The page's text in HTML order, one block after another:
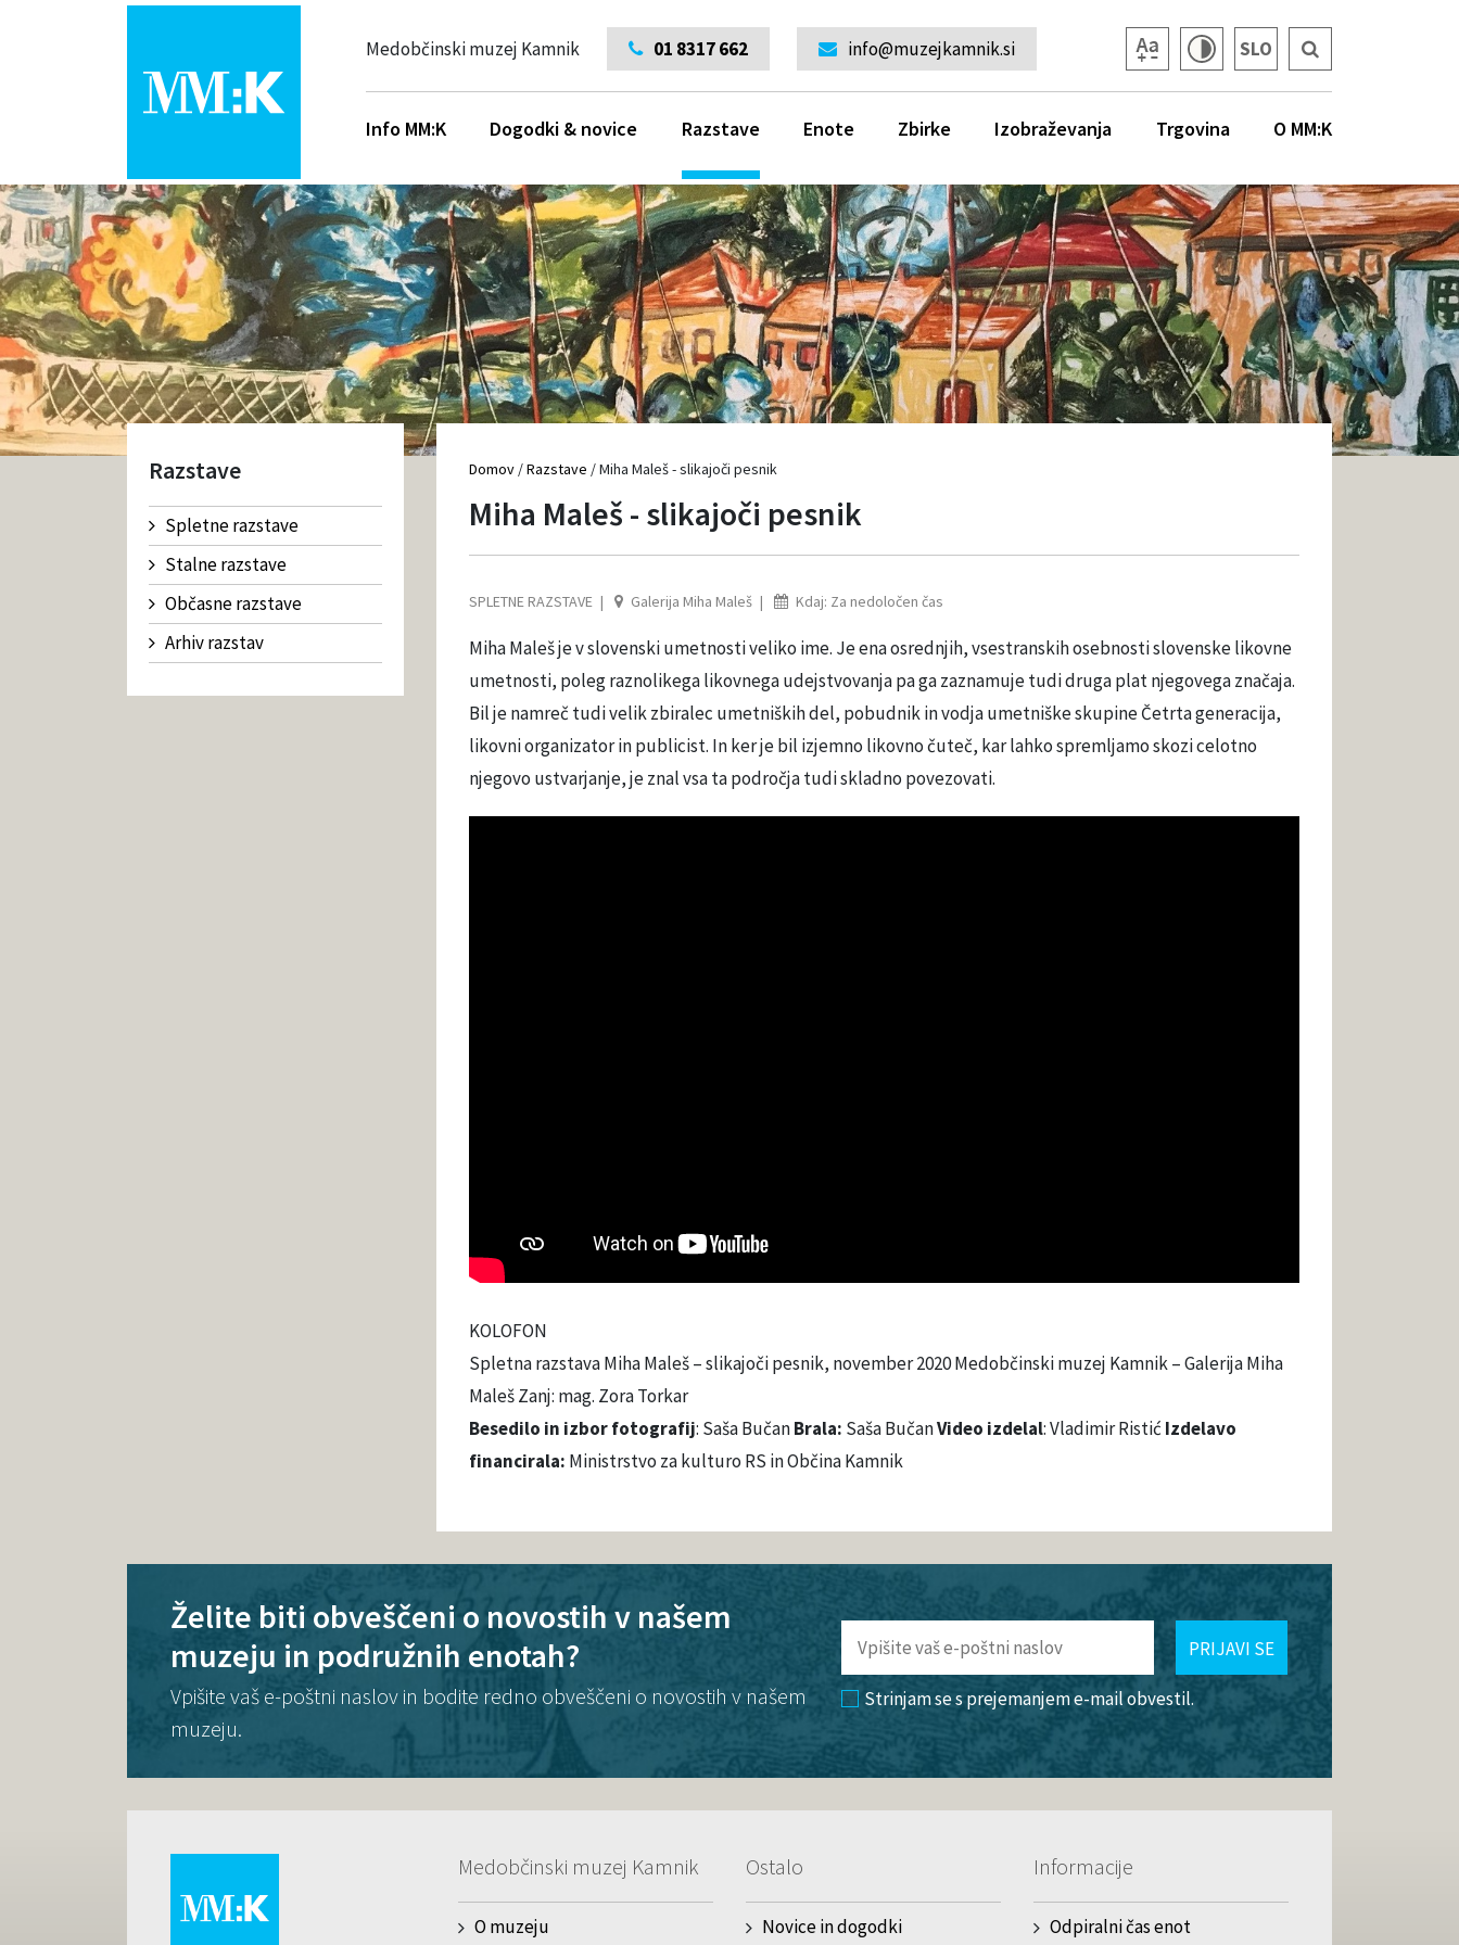
Medobčinski muzej Kamnik 01 8317 662 info@muzejkamnik.si SLO
Info MM:K Dogodki & novice Razstave Enote Zbirke Izobraževanja Trgovina O MM:K
Razstave
Spletne razstave
Stalne razstave
Občasne razstave
Arhiv razstav
Domov /Razstave /Miha Maleš - slikajoči pesnik
Miha Maleš - slikajoči pesnik
SPLETNE RAZSTAVE Galerija Miha Maleš Kdaj: Za nedoločen čas
Miha Maleš je v slovenski umetnosti veliko ime. Je ena osrednjih, vsestranskih osebnosti slovenske likovne
umetnosti, poleg raznolikega likovnega udejstvovanja pa ga zaznamuje tudi druga plat njegovega značaja.
Bil je namreč tudi velik zbiralec umetniških del, pobudnik in vodja umetniške skupine Četrta generacija,
likovni organizator in publicist. In ker je bil izjemno likovno čuteč, kar lahko spremljamo skozi celotno
njegovo ustvarjanje, je znal vsa ta področja tudi skladno povezovati.
KOLOFON
Spletna razstava Miha Maleš – slikajoči pesnik, november 2020 Medobčinski muzej Kamnik – Galerija Miha
Maleš Zanj: mag. Zora Torkar
Besedilo in izbor fotografij: Saša BučanBrala: Saša BučanVideo izdelal: Vladimir Ristić Izdelavo
financirala: Ministrstvo za kulturo RS in Občina Kamnik
Želite biti obveščeni o novostih v našem
muzeju in podružnih enotah?
Vpišite vaš e-poštni naslov in bodite redno obveščeni o novostih v našem
muzeju.
PRIJAVI SE
Strinjam se s prejemanjem e-mail obvestil.
Medobčinski muzej Kamnik
O muzeju
Ostalo
Novice in dogodki
Informacije
Odpiralni čas enot